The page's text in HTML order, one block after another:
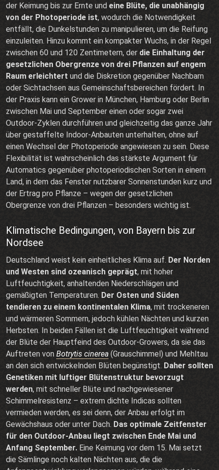
der Keimung bis zur Ernte und eine Blüte, die unabhängig
von der Photoperiode ist, wodurch die Notwendigkeit
entfällt, die Dunkelstunden zu manipulieren, um die Reifung
einzuleiten. Hinzu kommt ein kompakter Wuchs, in der Regel
zwischen 60 und 120 Zentimetern, der die Einhaltung der
gesetzlichen Obergrenze von drei Pflanzen auf engem
Raum erleichtert und die Diskretion gegenüber Nachbarn
oder Sichtachsen aus Gemeinschaftsbereichen fördert. In
der Praxis kann ein Grower in München, Hamburg oder Berlin
zwischen Mai und September einen oder sogar zwei
Outdoor-Zyklen durchführen und gleichzeitig das ganze Jahr
über gestaffelte Indoor-Anbauten unterhalten, ohne auf
einen Wechsel der Photoperiode angewiesen zu sein. Diese
Flexibilität ist wahrscheinlich das stärkste Argument für
Automatics gegenüber photoperiodischen Sorten in einem
Land, in dem das Fenster nutzbarer Sonnenstunden kurz und
der Ertrag pro Pflanze – wegen der gesetzlichen
Obergrenze von drei Pflanzen – besonders wichtig ist.
Klimatische Bedingungen, von Bayern bis zur
Nordsee
Deutschland weist kein einheitliches Klima auf. Der Norden
und Westen sind ozeanisch geprägt, mit hoher
Luftfeuchtigkeit, anhaltenden Niederschlägen und
gemäßigten Temperaturen. Der Osten und Süden
tendieren zu einem kontinentalen Klima, mit trockeneren
und wärmeren Sommern, jedoch kühlen Nächten und kurzen
Herbsten. In beiden Fällen ist die Luftfeuchtigkeit während
der Blüte der Hauptfeind des Outdoor-Growers, da sie das
Auftreten von Botrytis cinerea (Grauschimmel) und Mehltau
an den sich entwickelnden Blüten begünstigt. Daher sollten
Genetiken mit luftiger Blütenstruktur bevorzugt
werden, mit schneller Blüte und nachgewiesener
Schimmelresistenz – extrem dichte Indicas sollten
vermieden werden, es sei denn, der Anbau erfolgt im
Gewächshaus oder unter Dach. Das optimale Zeitfenster
für den Outdoor-Anbau liegt zwischen Ende Mai und
Anfang September. Eine Keimung vor dem 15. Mai setzt
die Sämlinge noch kalten Nächten aus, die die